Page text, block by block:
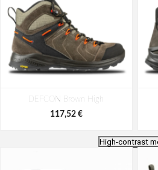
DEFCON Brown High
117,52 €
High-contrast